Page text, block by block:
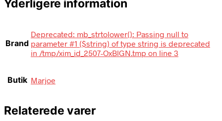
Yderligere information
Brand
Deprecated: mb_strtolower(): Passing null to
parameter #1 ($string) of type string is deprecated
in /tmp/xim_id_2507-OxBlGN.tmp on line 3
Butik Marjoe
Relaterede varer